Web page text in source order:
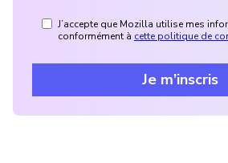
J’accepte que Mozilla utilise mes
conformément à cette politique de
Je m’inscris